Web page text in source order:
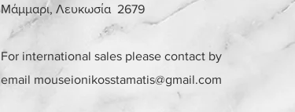
Μάμμαρι, Λευκωσία 2679
For international sales please contact by
email mouseionikosstamatis@gmail.com